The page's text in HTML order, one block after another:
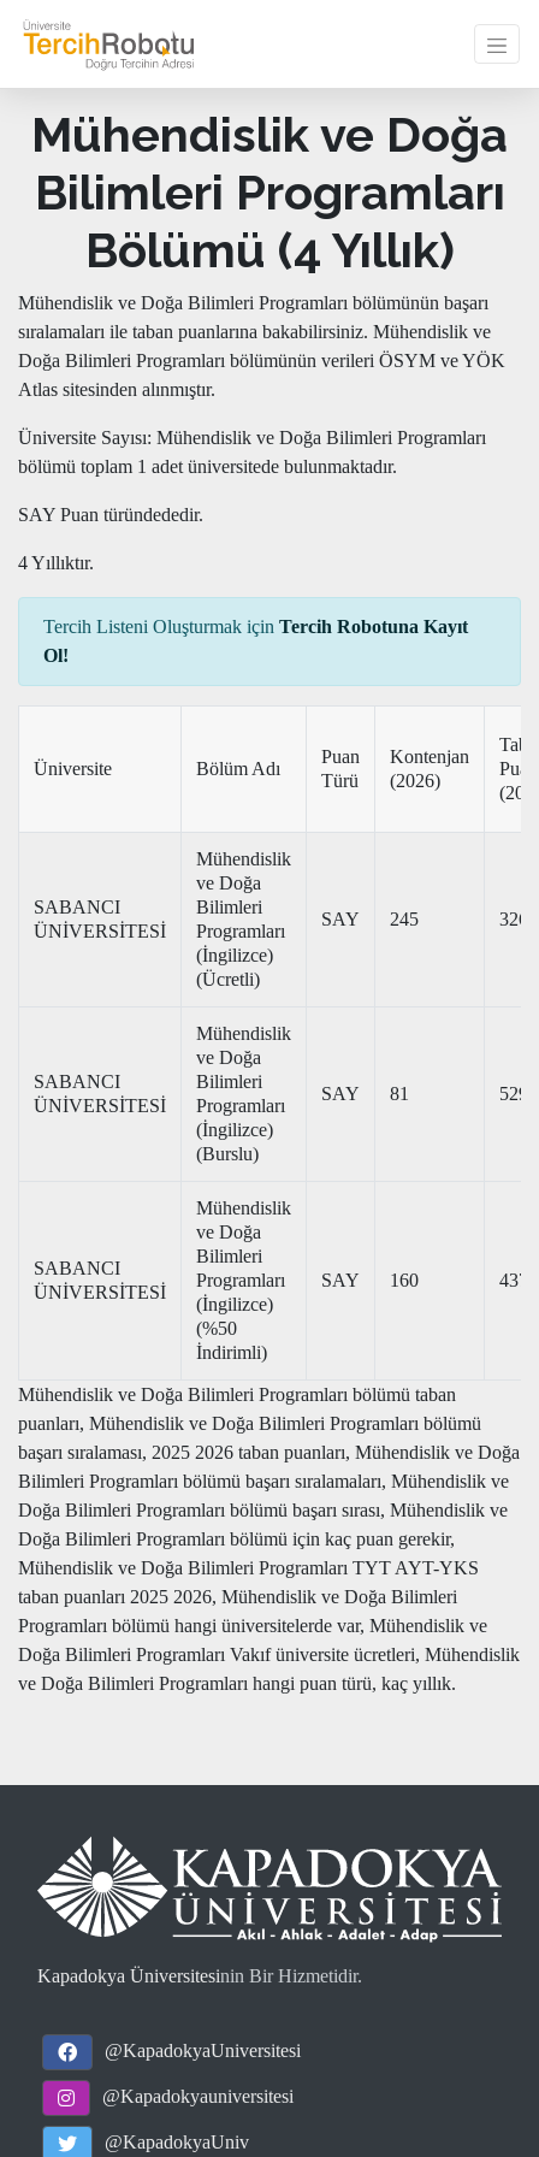
Mühendislik ve Doğa
Bilimleri Programları
Bölümü (4 Yıllık)
Mühendislik ve Doğa Bilimleri Programları bölümünün başarı
sıralamaları ile taban puanlarına bakabilirsiniz. Mühendislik ve
Doğa Bilimleri Programları bölümünün verileri ÖSYM ve YÖK
Atlas sitesinden alınmıştır.
Üniversite Sayısı: Mühendislik ve Doğa Bilimleri Programları
bölümü toplam 1 adet üniversitede bulunmaktadır.
SAY Puan türündededir.
4 Yıllıktır.
Tercih Listeni Oluşturmak için Tercih Robotuna Kayıt
Ol!
Üniversite Bölüm Adı
Puan
Türü
Kontenjan
(2026)
Puan
SABANCI
ÜNİVERSİTESİ
Mühendislik
ve Doğa
Bilimleri
Programları
(İngilizce)
(Ücretli)
SAY 245
SABANCI
ÜNİVERSİTESİ
Mühendislik
ve Doğa
Bilimleri
Programları
(İngilizce)
(Burslu)
SAY 81
SABANCI
ÜNİVERSİTESİ
Mühendislik
ve Doğa
Bilimleri
Programları
(İngilizce)
(%50
İndirimli)
SAY 160
Mühendislik ve Doğa Bilimleri Programları bölümü taban
puanları, Mühendislik ve Doğa Bilimleri Programları bölümü
başarı sıralaması, 2025 2026 taban puanları, Mühendislik ve Doğa
Bilimleri Programları bölümü başarı sıralamaları, Mühendislik ve
Doğa Bilimleri Programları bölümü başarı sırası, Mühendislik ve
Doğa Bilimleri Programları bölümü için kaç puan gerekir,
Mühendislik ve Doğa Bilimleri Programları TYT AYT-YKS
taban puanları 2025 2026, Mühendislik ve Doğa Bilimleri
Programları bölümü hangi üniversitelerde var, Mühendislik ve
Doğa Bilimleri Programları Vakıf üniversite ücretleri, Mühendislik
ve Doğa Bilimleri Programları hangi puan türü, kaç yıllık.
Kapadokya Üniversitesinin Bir Hizmetidir.
@KapadokyaUniversitesi
@Kapadokyauniversitesi
@KapadokyaUniv